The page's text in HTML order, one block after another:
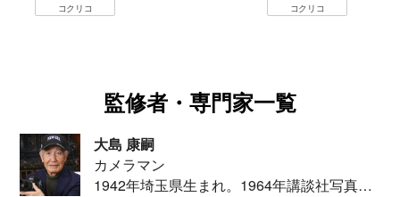
コクリコ コクリコ
監修者・専門家一覧
大島 康嗣
カメラマン
1942年埼玉県生まれ。1964年講談社写真部